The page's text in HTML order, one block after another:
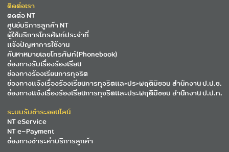
ติดต่อเรา
ติดต่อ NT
ศูนย์บริการลูกค้า NT
ผู้ให้บริการโทรศัพท์ประจำที่
แจ้งปัญหาการใช้งาน
ค้นหาหมายเลขโทรศัพท์(Phonebook)
ช่องทางรับเรื่องร้องเรียน
ช่องทางร้องเรียนการทุจริต
ช่องทางแจ้งเรื่องร้องเรียนการทุจริตและประพฤติมิชอบ สำนักงาน ป.ป.ช.
ช่องทางแจ้งเรื่องร้องเรียนการทุจริตและประพฤติมิชอบ สำนักงาน ป.ป.ท.
ระบบรับชำระออนไลน์
NT eService
NT e-Payment
ช่องทางชำระค่าบริการลูกค้า